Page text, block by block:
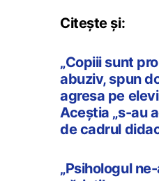
Citește și:
„Copiii sunt
abuziv, spun
agresa pe
Aceștia „s-au
de cadrul
„Psihologul